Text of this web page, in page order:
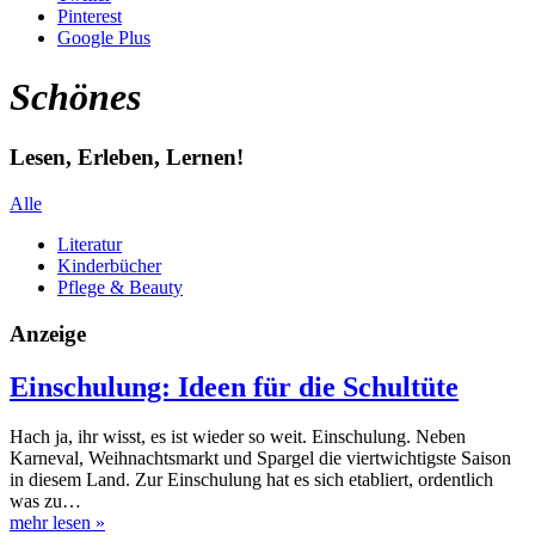
Pinterest
Google Plus
Schönes
Lesen, Erleben, Lernen!
Alle
Literatur
Kinderbücher
Pflege & Beauty
Anzeige
Einschulung: Ideen für die Schultüte
Hach ja, ihr wisst, es ist wieder so weit. Einschulung. Neben
Karneval, Weihnachtsmarkt und Spargel die viertwichtigste Saison
in diesem Land. Zur Einschulung hat es sich etabliert, ordentlich
was zu…
mehr lesen »